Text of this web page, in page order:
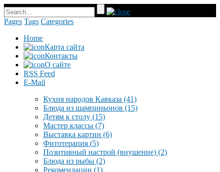
Pages Tags Categories
Home
Карта сайта
Контакты
О сайте
RSS Feed
E-Mail
Кухня народов Кавказа (41)
Блюда из шампиньонов (15)
Детям к столу (15)
Мастер классы (7)
Выставка картин (6)
Фитотерапия (5)
Позитивный настрой (внушение) (2)
Блюда из рыбы (2)
Рекомендации (1)